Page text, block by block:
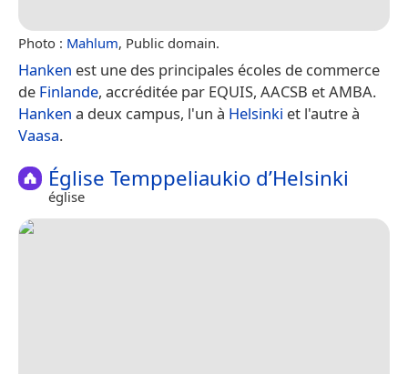
Photo : Mahlum, Public domain.
Hanken est une des principales écoles de commerce
de Finlande, accréditée par EQUIS, AACSB et AMBA.
Hanken a deux campus, l'un à Helsinki et l'autre à
Vaasa.
Église Temppeliaukio d’Helsinki
église